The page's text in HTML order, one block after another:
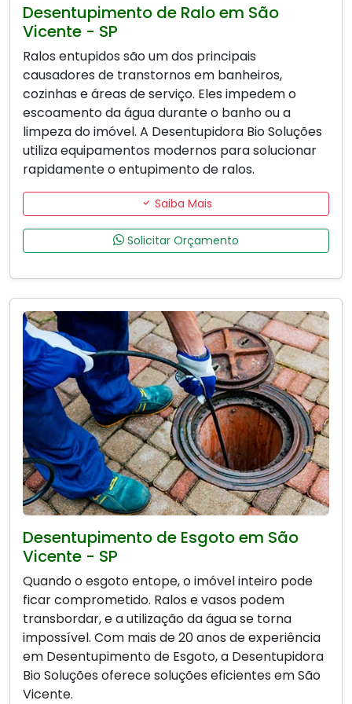
Desentupimento de Ralo em São
Vicente - SP
Ralos entupidos são um dos principais
causadores de transtornos em banheiros,
cozinhas e áreas de serviço. Eles impedem o
escoamento da água durante o banho ou a
limpeza do imóvel. A Desentupidora Bio Soluções
utiliza equipamentos modernos para solucionar
rapidamente o entupimento de ralos.
Saiba Mais
Solicitar Orçamento
Desentupimento de Esgoto em São
Vicente - SP
Quando o esgoto entope, o imóvel inteiro pode
ficar comprometido. Ralos e vasos podem
transbordar, e a utilização da água se torna
impossível. Com mais de 20 anos de experiência
em Desentupimento de Esgoto, a Desentupidora
Bio Soluções oferece soluções eficientes em São
Vicente.